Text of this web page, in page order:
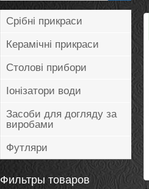
Срібні прикраси
Керамічні прикраси
Столові прибори
Іонізатори води
Засоби для догляду за
виробами
Футляри
Фильтры товаров